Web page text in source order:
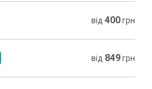
від 400грн
від 849грн